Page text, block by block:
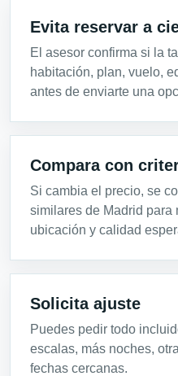
Evita reservar a
El asesor confirma si la
habitación, plan, vuelo,
antes de enviarte una
Compara con
Si cambia el precio, se
similares de Madrid para
ubicación y calidad
Solicita ajuste
Puedes pedir todo
escalas, más noches,
fechas cercanas.